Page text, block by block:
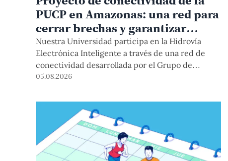
PUCP en Amazonas: una red para
cerrar brechas y garantizar
derechos
Nuestra Universidad participa en la Hidrovía
Electrónica Inteligente a través de una red de
conectividad desarrollada por el Grupo de
Telecomunicaciones Rurales (GTR-PUCP) desde
desarrollo de esta red, sus aportes a la salud y la
educación de la zona, así como los alcances de la
intervención de la PUCP en el proyecto.
05.08.2026